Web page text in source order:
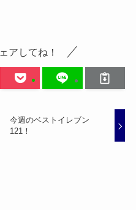
アしてね！
今週のベストイレブン
121！